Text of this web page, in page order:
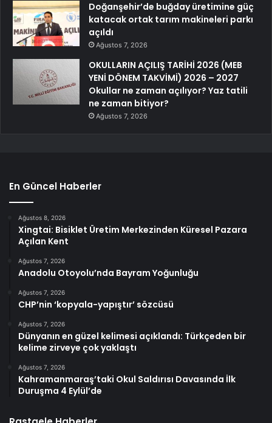
Doğanşehir’de buğday üretimine güç
katacak ortak tarım makineleri parkı
açıldı
Ağustos 7, 2026
OKULLARIN AÇILIŞ TARİHİ 2026 (MEB
YENİ DÖNEM TAKVİMİ) 2026 – 2027
Okullar ne zaman açılıyor? Yaz tatili
ne zaman bitiyor?
Ağustos 7, 2026
En Güncel Haberler
Ağustos 8, 2026
Xingtai: Bisiklet Üretim Merkezinden Küresel Pazara
Açılan Kent
Ağustos 7, 2026
Anadolu Otoyolu’nda Bayram Yoğunluğu
Ağustos 7, 2026
CHP’nin ‘kopyala-yapıştır’ sözcüsü
Ağustos 7, 2026
Dünyanın en güzel kelimesi açıklandı: Türkçeden bir
kelime zirveye çok yaklaştı
Ağustos 7, 2026
Kahramanmaraş’taki Okul Saldırısı Davasında İlk
Duruşma 4 Eylül’de